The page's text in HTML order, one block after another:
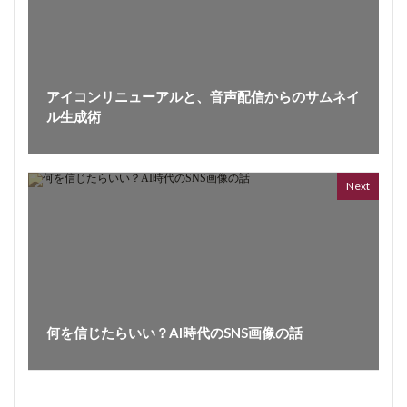
アイコンリニューアルと、音声配信からのサムネイ
ル生成術
Next
何を信じたらいい？AI時代のSNS画像の話